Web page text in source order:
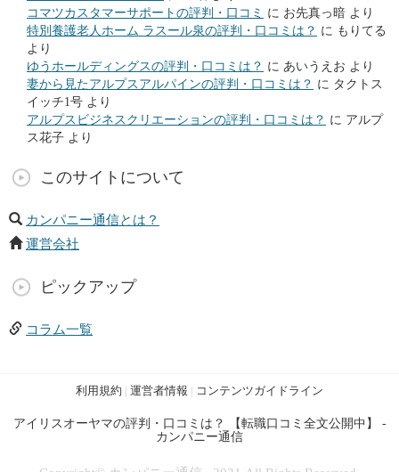
コマツカスタマーサポートの評判・口コミ に お先真っ暗 より
特別養護老人ホーム ラスール泉の評判・口コミは？ に もりてる
より
ゆうホールディングスの評判・口コミは？ に あいうえお より
妻から見たアルプスアルパインの評判・口コミは？ に タクトス
イッチ1号 より
アルプスビジネスクリエーションの評判・口コミは？ に アルプ
ス花子 より
このサイトについて
カンパニー通信とは？
運営会社
ピックアップ
コラム一覧
利用規約 | 運営者情報 | コンテンツガイドライン
アイリスオーヤマの評判・口コミは？ 【転職口コミ全文公開中】 -
カンパニー通信